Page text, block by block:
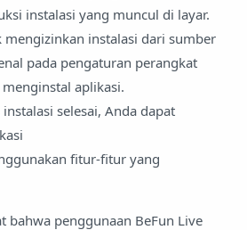
instalasi yang muncul di layar.
mengizinkan instalasi dari sumber
pada pengaturan perangkat
aplikasi.
selesai, Anda dapat
fitur-fitur yang
bahwa penggunaan BeFun Live